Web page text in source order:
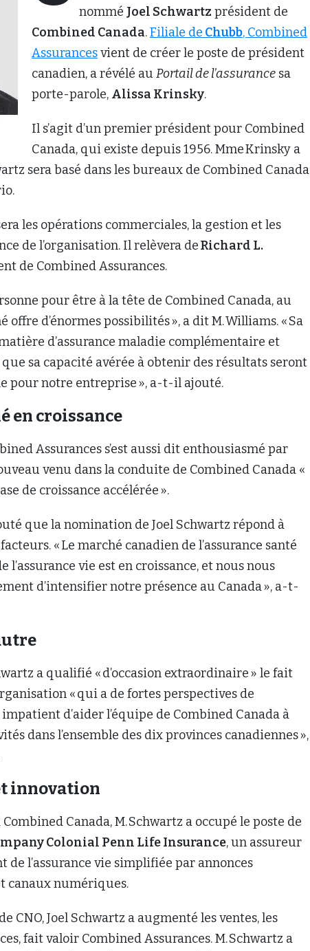
nommé Joel Schwartz président de
Combined Canada.Filiale de Chubb, Combined
Assurancesvient de créer le poste de président
canadien, a révélé au Portail de l’assurance sa
porte-parole, Alissa Krinsky.
Il s’agit d’un premier président pour Combined
Canada, qui existe depuis 1956. Mme Krinsky a
sera basé dans les bureaux de Combined Canada
les opérations commerciales, la gestion et les
de l’organisation. Il relèvera deRichard L.
de Combined Assurances.
pour être à la tête de Combined Canada, au
d’énormes possibilités », a dit M. Williams. « Sa
d’assurance maladie complémentaire et
que sa capacité avérée à obtenir des résultats seront
pour notre entreprise », a-t-il ajouté.
en croissance
Assurances s’est aussi dit enthousiasmé par
venu dans la conduite de Combined Canada «
de croissance accélérée ».
que la nomination de Joel Schwartz répond à
« Le marché canadien de l’assurance santé
l’assurance vie est en croissance, et nous nous
d’intensifier notre présence au Canada », a-t-
a qualifié « d’occasion extraordinaire » le fait
« qui a de fortes perspectives de
impatient d’aider l’équipe de Combined Canada à
dans l’ensemble des dix provinces canadiennes »,
innovation
Canada, M. Schwartz a occupé le poste de
Colonial Penn Life Insurance, un assureur
l’assurance vie simplifiée par annonces
canaux numériques.
CNO, Joel Schwartz a augmenté les ventes, les
fait valoir Combined Assurances. M. Schwartz a